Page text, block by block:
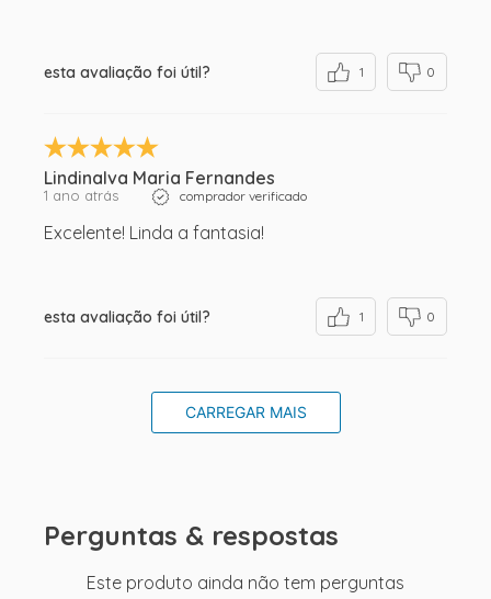
esta avaliação foi útil? 1 0
Lindinalva Maria Fernandes
1 ano atrás comprador verificado
Excelente! Linda a fantasia!
esta avaliação foi útil? 1 0
CARREGAR MAIS
Perguntas & respostas
Este produto ainda não tem perguntas